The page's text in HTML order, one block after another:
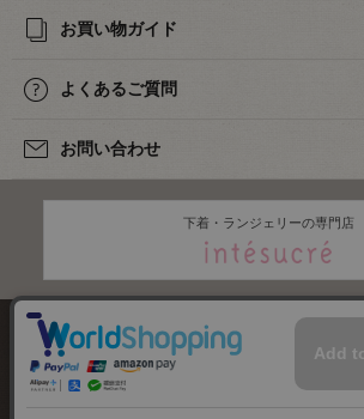
お買い物ガイド
よくあるご質問
お問い合わせ
下着・ランジェリーの専門店
株式会社オカダヤ
特定商取引法に基づく表記 プライバシーポリシー